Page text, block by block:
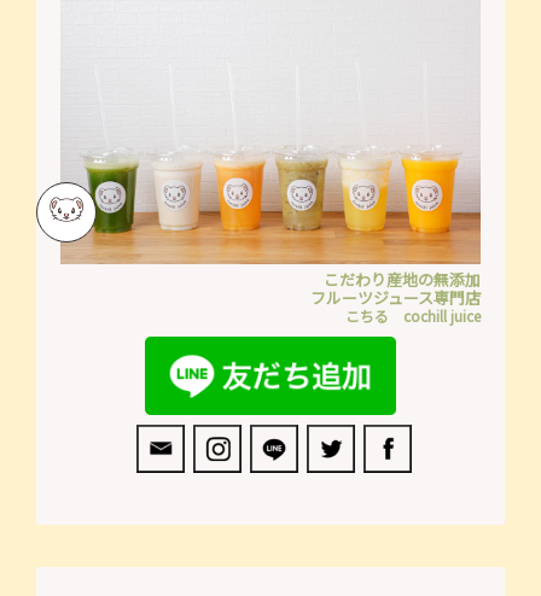
こだわり産地の無添加
フルーツジュース専門店
こちる cochill juice